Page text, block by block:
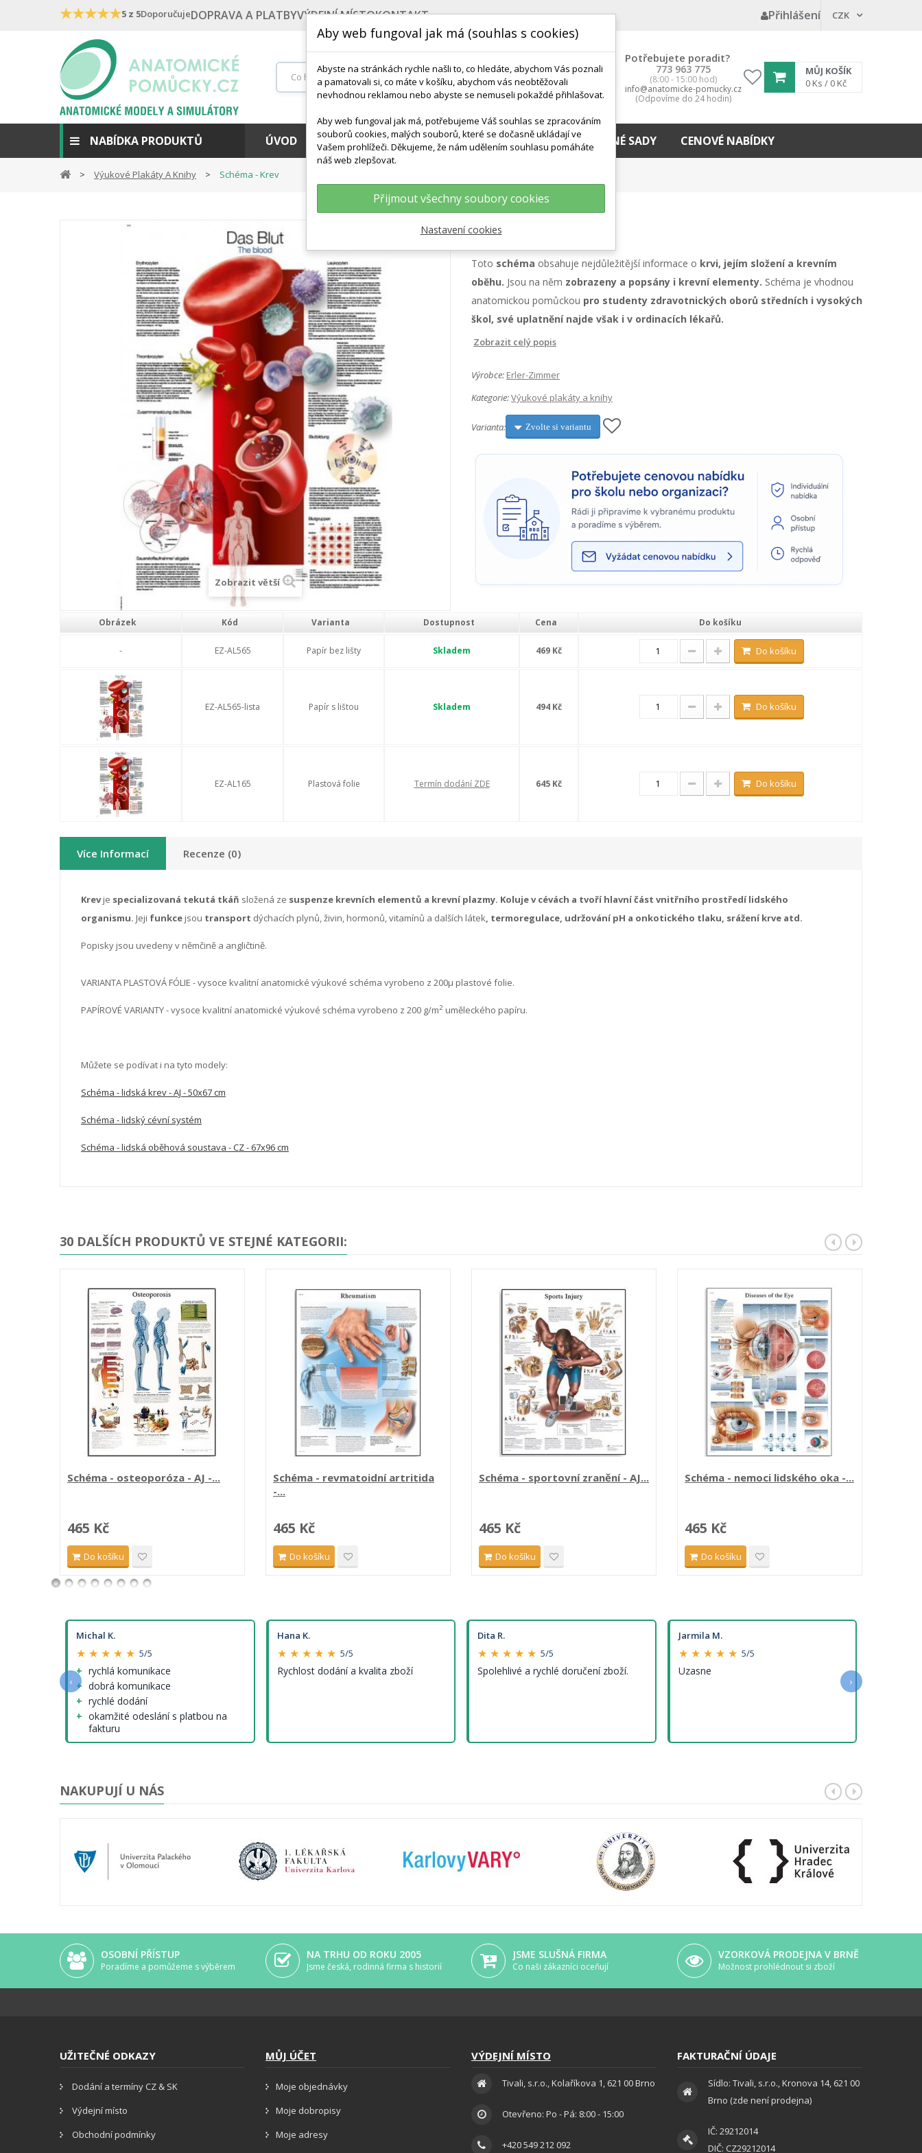
★★★★★5 z 5DoporučujeDOPRAVA A PLATBYVÝDEJNÍ MÍSTOKONTAKT Přihlášení CZK
Potřebujete poradit?
773 963 775
(8:00 - 15:00 hod)
info@anatomicke-pomucky.cz
(Odpovíme do 24 hodin)
My
wishlist
MŮJ KOŠÍK
0 Ks / 0 Kč
NABÍDKA PRODUKTŮ ÚVOD NEJPRODÁVANĚJŠÍ VÝCHOVA KE ZDRAVÍ VÝHODNÉ SADY CENOVÉ NABÍDKY
Výukové Plakáty A Knihy Schéma - Krev
Zobrazit větší
Schéma - krev
Toto schéma obsahuje nejdůležitější informace o krvi, jejím složení a krevním
oběhu. Jsou na něm zobrazeny a popsány i krevní elementy. Schéma je vhodnou
anatomickou pomůckou pro studenty zdravotnických oborů středních i vysokých
škol, své uplatnění najde však i v ordinacích lékařů.
Zobrazit celý popis
Výrobce: Erler-Zimmer
Kategorie:Výukové plakáty a knihy
Varianta: Zvolte si variantu
Obrázek Kód Varianta Dostupnost Cena Do košíku
- EZ-AL565 Papír bez lišty Skladem 469 Kč Do košíku
EZ-AL565-lista Papír s lištou Skladem 494 Kč Do košíku
EZ-AL165 Plastová folie Termín dodání ZDE 645 Kč Do košíku
Více Informací Recenze (0)
Krevje specializovaná tekutá tkáň složená ze suspenze krevních elementů a krevní plazmy. Koluje v cévách a tvoří hlavní část vnitřního prostředí lidského
organismu. Jeji funkce jsou transport dýchacích plynů, živin, hormonů, vitamínů a dalších látek, termoregulace, udržování pH a onkotického tlaku, srážení krve atd.
Popisky jsou uvedeny v němčině a angličtině.
VARIANTA PLASTOVÁ FÓLIE - vysoce kvalitní anatomické výukové schéma vyrobeno z 200μ plastové folie.
PAPÍROVÉ VARIANTY - vysoce kvalitní anatomické výukové schéma vyrobeno z 200 g/m2 uměleckého papíru.
Můžete se podívat i na tyto modely:
Schéma - lidská krev - AJ - 50x67 cm
Schéma - lidský cévní systém
Schéma - lidská oběhová soustava - CZ - 67x96 cm
30 DALŠÍCH PRODUKTŮ VE STEJNÉ KATEGORII:
Schéma - osteoporóza - AJ -...
465 Kč
Do košíku
Schéma - revmatoidní artritida
-...
465 Kč
Do košíku
Schéma - sportovní zranění - AJ...
465 Kč
Do košíku
Schéma - nemoci lidského oka -...
465 Kč
Do košíku
Michal K.
★ ★ ★ ★ ★ 5/5
rychlá komunikace
dobrá komunikace
rychlé dodání
okamžité odeslání s platbou na
fakturu
nenalezl jsem (tedy krom cen
Hana K.
★ ★ ★ ★ ★ 5/5
Rychlost dodání a kvalita zboží
Dita R.
★ ★ ★ ★ ★ 5/5
Spolehlivé a rychlé doručení zboží.
Jarmila M.
★ ★ ★ ★ ★ 5/5
Uzasne
‹ ›
NAKUPUJÍ U NÁS
OSOBNÍ PŘÍSTUP
Poradíme a pomůžeme s výběrem
NA TRHU OD ROKU 2005
Jsme česká, rodinná firma s historií
JSME SLUŠNÁ FIRMA
Co naši zákazníci oceňují
VZORKOVÁ PRODEJNA V BRNĚ
Možnost prohlédnout si zboží
UŽITEČNÉ ODKAZY
Dodání a termíny CZ & SK
Výdejní místo
Obchodní podmínky
MŮJ ÚČET
Moje objednávky
Moje dobropisy
Moje adresy
VÝDEJNÍ MÍSTO
Tivali, s.r.o., Kolaříkova 1, 621 00 Brno
Otevřeno: Po - Pá: 8:00 - 15:00
+420 549 212 092
FAKTURAČNÍ ÚDAJE
Sídlo: Tivali, s.r.o., Kronova 14, 621 00
Brno (zde není prodejna)
IČ: 29212014
DIČ: CZ29212014
Aby web fungoval jak má (souhlas s cookies)
Abyste na stránkách rychle našli to, co hledáte, abychom Vás poznali
a pamatovali si, co máte v košíku, abychom vás neobtěžovali
nevhodnou reklamou nebo abyste se nemuseli pokaždé přihlašovat.
Aby web fungoval jak má, potřebujeme Váš souhlas se zpracováním
souborů cookies, malých souborů, které se dočasně ukládají ve
Vašem prohlížeči. Děkujeme, že nám udělením souhlasu pomáháte
náš web zlepšovat.
Přijmout všechny soubory cookies
Nastavení cookies